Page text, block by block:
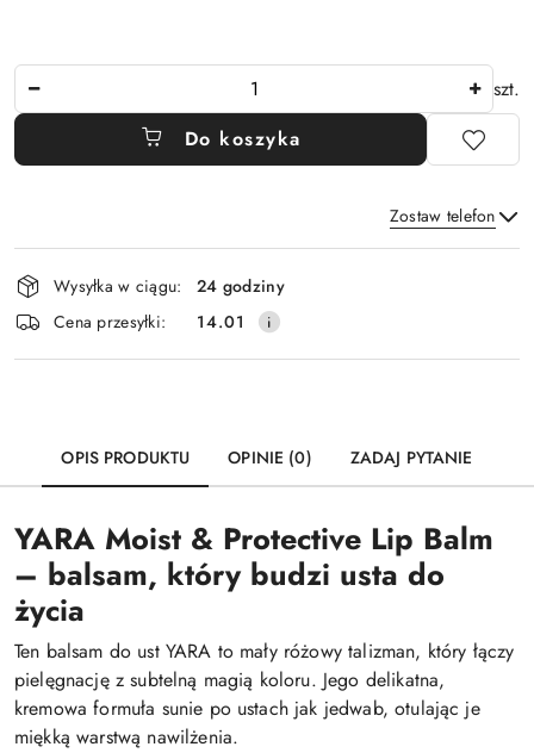
szt.
Do koszyka
Zostaw telefon
Wyślij
Dostępność
i
dostawa
Wysyłka w ciągu:
24 godziny
Cena przesyłki:
14.01
OPIS PRODUKTU OPINIE (0) ZADAJ PYTANIE
YARA Moist & Protective Lip Balm
– balsam, który budzi usta do
życia
Ten balsam do ust YARA to mały różowy talizman, który łączy
pielęgnację z subtelną magią koloru. Jego delikatna,
kremowa formuła sunie po ustach jak jedwab, otulając je
miękką warstwą nawilżenia.